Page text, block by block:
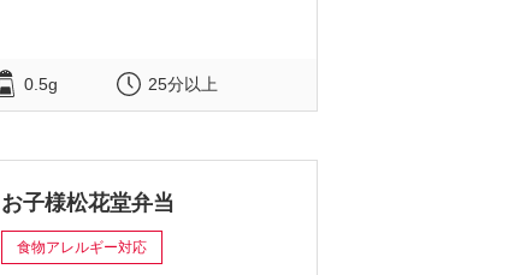
0.5g 25分以上
お子様松花堂弁当
食物アレルギー対応